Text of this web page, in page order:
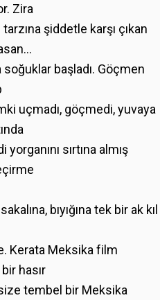
Zira
şiddetle karşı çıkan
başladı. Göçmen
uçmadı, göçmedi, yuvaya
sırtına almış
bıyığına tek bir ak kıl
Kerata Meksika film
hasır
tembel bir Meksika